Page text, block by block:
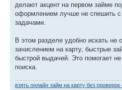
делают акцент на первом займе
оформлением лучше не спешить с
задачами.
В этом разделе удобно искать
зачислением на карту, быстрые
быстрой выдачей. Это помогает
поиска.
взять онлайн займ на карту без проверок